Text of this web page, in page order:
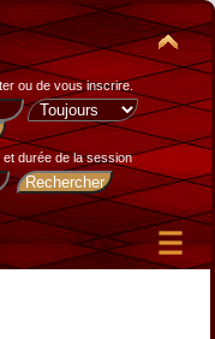
ou de vous inscrire.
durée de la session